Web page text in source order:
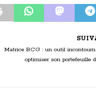
Matrice BCG : un outil
optimiser son portefeuille